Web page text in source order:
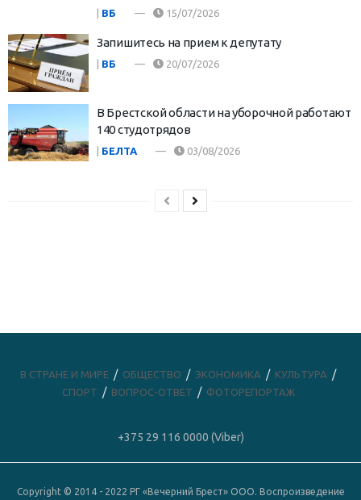
ВБ 15/07/2026
Запишитесь на прием к депутату
ВБ 20/07/2026
В Брестской области на уборочной работают
140 студотрядов
БЕЛТА 03/08/2026
В СТРАНЕ И МИРЕ ОБЩЕСТВО ЭКОНОМИКА
КУЛЬТУРА
СПОРТ
ВОПРОС-ОТВЕТ ФОТОРЕПОРТАЖ
+375 29 116 0000 (Viber)
Copyright © 2014 - 2022 РГ «Вечерний Брест» ООО. Воспроизведение